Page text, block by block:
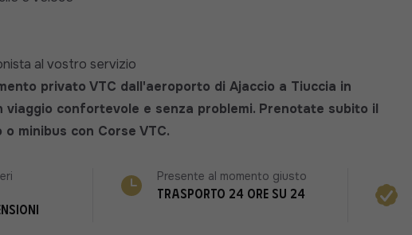
al vostro servizio
privato VTC dall'aeroporto di Ajaccio a Tiuccia in
viaggio confortevole e senza problemi. Prenotate subito il
minibus con Corse VTC.
Trasporto 24 ore su 24
Presente al momento giusto